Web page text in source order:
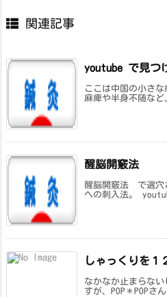
関連記事
youtube で見つ
ここは中国の小さ
麻痺や半身不随な
醒脳開竅法
醒脳開竅法 で選穴
への刺入法。
しゃっくりを１
なかなか止まらな
すが、POP＊POP